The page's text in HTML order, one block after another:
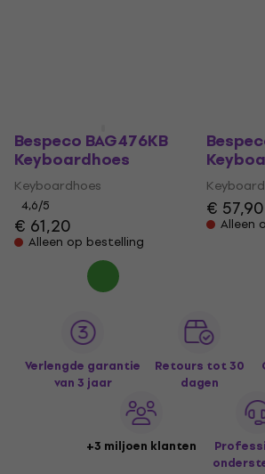
Bespeco BAG476KB
Keyboardhoes
Keyboardhoes
4,6/5
€ 61,20
Alleen op bestelling
€ 57,90
Alleen
Verlengde garantie
van 3 jaar
Retours tot 30
dagen
+3 miljoen klanten